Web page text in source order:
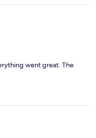
went great. The